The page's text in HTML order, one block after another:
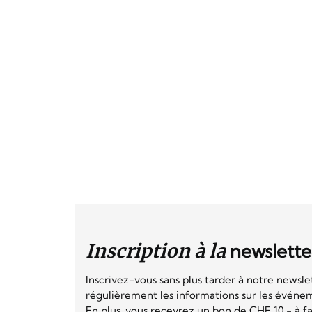
Inscription à la
Inscrivez-vous sans plus tarder à notre
régulièrement les informations sur les